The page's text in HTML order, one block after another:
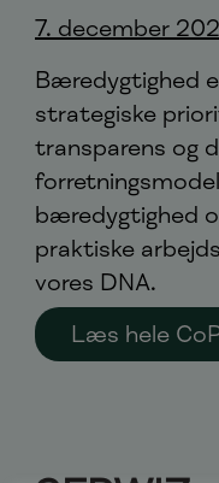
7. december
Bæredygtighed
strategiske
transparens og
bæredygtighed
praktiske
vores DNA.
Læs hele